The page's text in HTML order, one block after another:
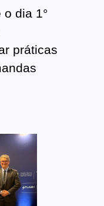
dia 1°
práticas